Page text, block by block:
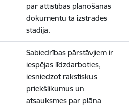
par attīstības plānošanas
dokumentu tā izstrādes
stadijā.
Sabiedrības pārstāvjiem ir
iespējas līdzdarboties,
iesniedzot rakstiskus
priekšlikumus un
atsauksmes par plāna